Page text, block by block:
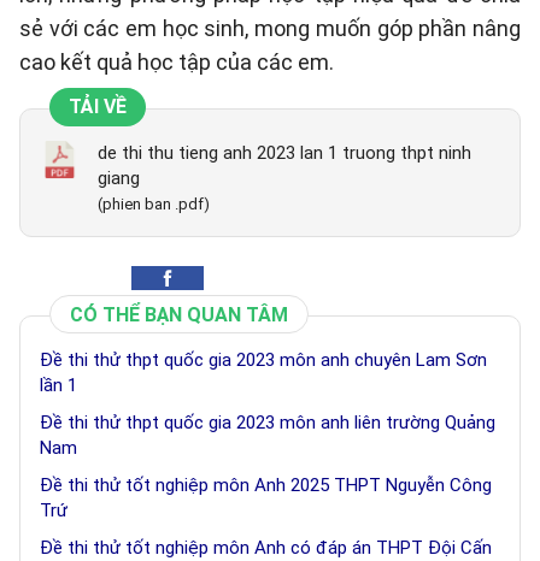
sẻ với các em học sinh, mong muốn góp phần nâng
cao kết quả học tập của các em.
TẢI VỀ
de thi thu tieng anh 2023 lan 1 truong thpt ninh
giang
(phien ban .pdf)
CÓ THỂ BẠN QUAN TÂM
Đề thi thử thpt quốc gia 2023 môn anh chuyên Lam Sơn
lần 1
Đề thi thử thpt quốc gia 2023 môn anh liên trường Quảng
Nam
Đề thi thử tốt nghiệp môn Anh 2025 THPT Nguyễn Công
Trứ
Đề thi thử tốt nghiệp môn Anh có đáp án THPT Đội Cấn